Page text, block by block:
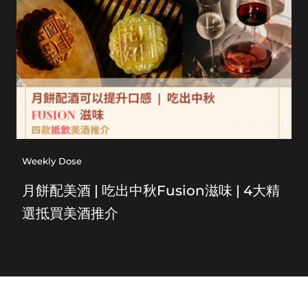
Weekly Dose
月餅配美酒 | 吃出中秋Fusion滋味 | 4大精
選抵買美酒推介